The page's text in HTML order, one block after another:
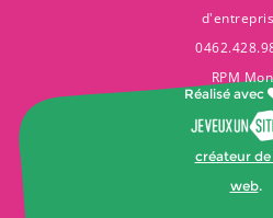
RPM
Réalisé avec
créateur de
web.